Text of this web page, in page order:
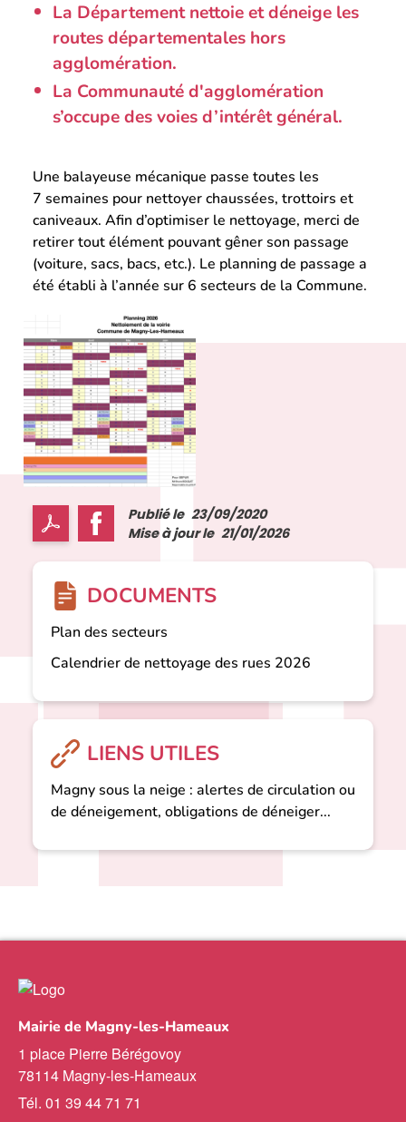
La Département nettoie et déneige les
routes départementales hors
agglomération.
La Communauté d'agglomération
s’occupe des voies d’intérêt général.
Une balayeuse mécanique passe toutes les
7 semaines pour nettoyer chaussées, trottoirs et
caniveaux. Afin d’optimiser le nettoyage, merci de
retirer tout élément pouvant gêner son passage
(voiture, sacs, bacs, etc.). Le planning de passage a
été établi à l’année sur 6 secteurs de la Commune.
Publié le 23/09/2020
Mise à jour le 21/01/2026
DOCUMENTS
Plan des secteurs
Calendrier de nettoyage des rues 2026
LIENS UTILES
Magny sous la neige : alertes de circulation ou
de déneigement, obligations de déneiger...
Mairie de Magny-les-Hameaux
1 place Pierre Bérégovoy
78114 Magny-les-Hameaux
Tél. 01 39 44 71 71